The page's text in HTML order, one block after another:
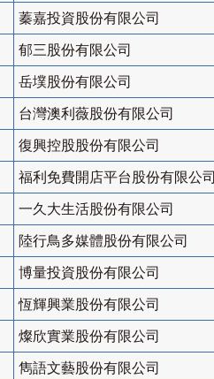
蓁嘉投資股份有限公司
郁三股份有限公司
岳墣股份有限公司
台灣澳利薇股份有限公司
復興控股股份有限公司
福利免費開店平台股份有限公司
一久大生活股份有限公司
陸行鳥多媒體股份有限公司
博量投資股份有限公司
恆輝興業股份有限公司
燦欣實業股份有限公司
雋語文藝股份有限公司